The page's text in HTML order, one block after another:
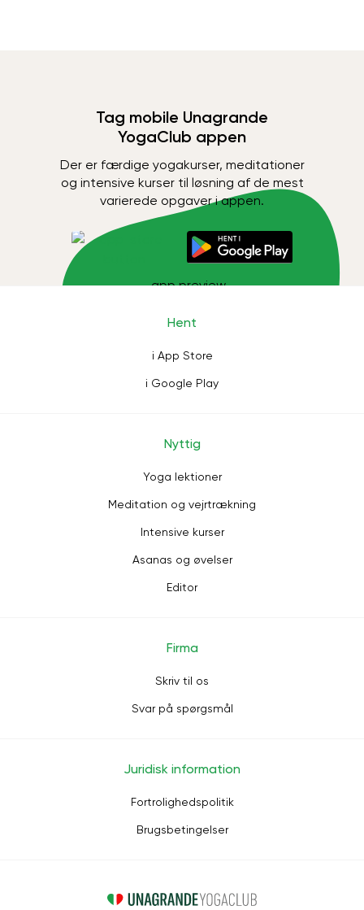
Tag mobile Unagrande
YogaClub appen
Der er færdige yogakurser, meditationer
og intensive kurser til løsning af de mest
varierede opgaver i appen.
Hent
i App Store
i Google Play
Nyttig
Yoga lektioner
Meditation og vejrtrækning
Intensive kurser
Asanas og øvelser
Editor
Firma
Skriv til os
Svar på spørgsmål
Juridisk information
Fortrolighedspolitik
Brugsbetingelser